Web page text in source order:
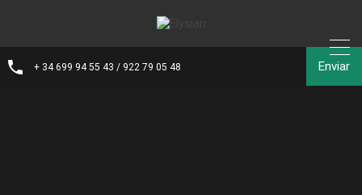
+ 34 699 94 55 43 / 922 79 05 48 Enviar